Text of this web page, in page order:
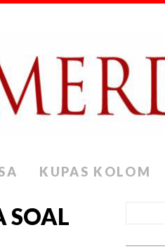
KUPAS KOLOM
SOAL